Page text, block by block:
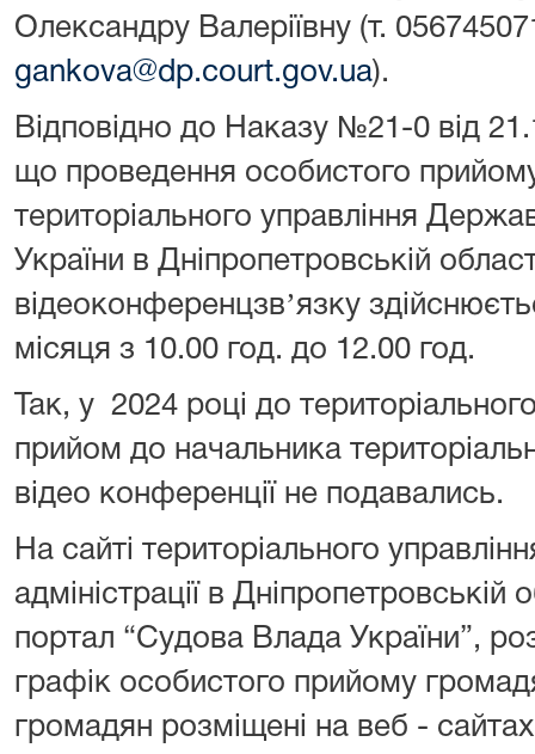
Олександру Валеріївну (т.
gankova@dp.court.gov.ua).
Відповідно до Наказу №21-0 від
що проведення особистого
територіального управління
України в Дніпропетровській
відеоконференцзвʼязку
місяця з 10.00 год. до 12.00 год.
Так, у 2024 році до
прийом до начальника
відео конференції не подавались.
На сайті територіального
адміністрації в
портал “Судова Влада України”,
графік особистого прийому
громадян розміщені на веб -